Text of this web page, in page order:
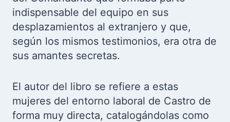
indispensable del equipo en sus
desplazamientos al extranjero y que,
según los mismos testimonios, era otra de
sus amantes secretas.
El autor del libro se refiere a estas
mujeres del entorno laboral de Castro de
forma muy directa, catalogándolas como